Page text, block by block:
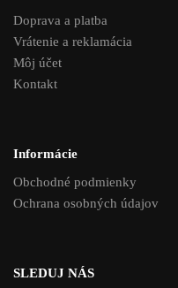
Doprava a platba
Vrátenie a reklamácia
Môj účet
Kontakt
Informácie
Obchodné podmienky
Ochrana osobných údajov
SLEDUJ NÁS